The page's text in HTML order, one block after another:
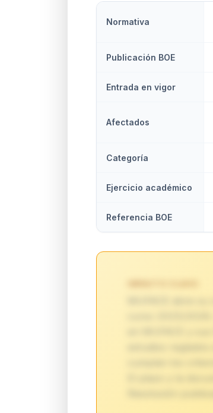
Normativa
Publicación BOE
Entrada en vigor
Afectados
Categoría
Ejercicio académico
Referencia BOE